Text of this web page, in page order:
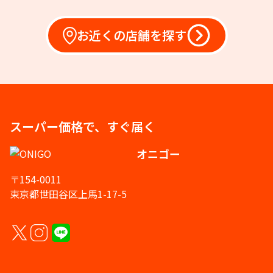
お近くの店舗を探す
スーパー価格で、すぐ届く
オニゴー
〒154-0011
東京都世田谷区上馬1-17-5